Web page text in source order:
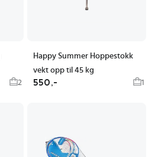
2
Happy Summer Hoppestokk
vekt opp til 45 kg
550,- 1